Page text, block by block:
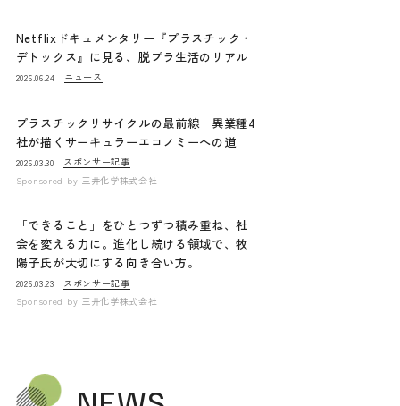
Netflixドキュメンタリー『プラスチック・
デトックス』に見る、脱プラ生活のリアル
2026.06.24 ニュース
プラスチックリサイクルの最前線 異業種4
社が描くサーキュラーエコノミーへの道
2026.03.30
スポンサー記事
Sponsored by 三井化学株式会社
「できること」をひとつずつ積み重ね、社
会を変える力に。進化し続ける領域で、牧
陽子氏が大切にする向き合い方。
2026.03.23
スポンサー記事
Sponsored by 三井化学株式会社